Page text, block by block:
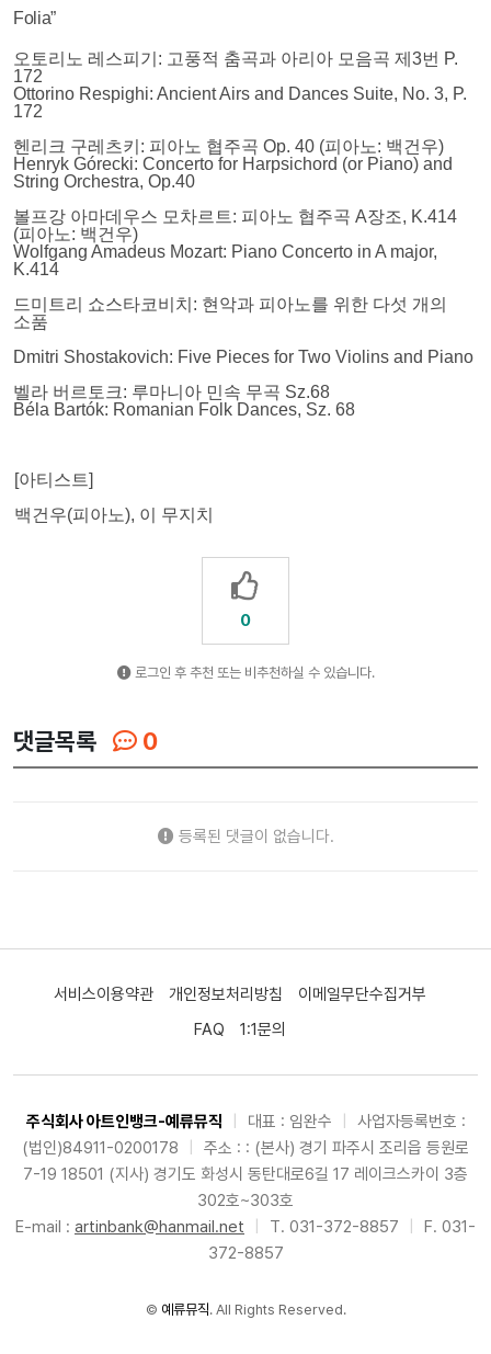
Folia”
오토리노 레스피기 : 고풍적 춤곡과 아리아 모음곡 제 3번 P.
172
Ottorino Respighi: Ancient Airs and Dances Suite, No. 3, P.
172
헨리크 구레츠키 : 피아노 협주곡 Op. 40 (피아노: 백건우)
Henryk Górecki: Concerto for Harpsichord (or Piano) and
String Orchestra, Op.40
볼프강 아마데우스 모차르트 : 피아노 협주곡 A장조, K.414
(피아노: 백건우)
Wolfgang Amadeus Mozart: Piano Concerto in A major,
K.414
드미트리 쇼스타코비치 : 현악과 피아노를 위한 다섯 개의
소품
Dmitri Shostakovich: Five Pieces for Two Violins and Piano
벨라 버르토크: 루마니아 민속 무곡 Sz.68
Béla Bartók: Romanian Folk Dances, Sz. 68
[아티스트]
백건우(피아노), 이 무지치
0
로그인 후 추천 또는 비추천하실 수 있습니다.
댓글목록 0
등록된 댓글이 없습니다.
서비스이용약관 개인정보처리방침
이메일무단수집거부
FAQ
1:1문의
주식회사 아트인뱅크-예류뮤직 대표 : 임완수
사업자등록번호 :
(법인)84911-0200178
주소 : : (본사) 경기 파주시 조리읍 등원로
7-19 18501 (지사) 경기도 화성시 동탄대로6길 17 레이크스카이 3층
302호~303호
E-mail : artinbank@hanmail.net T. 031-372-8857
F. 031-
372-8857
© 예류뮤직. All Rights Reserved.